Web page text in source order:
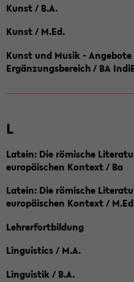
Kunst / B.A.
Kunst / M.Ed.
Kunst und Musik -
Ergänzungsbereich / BA
L
Latein: Die römische
europäischen Kontext / Ba
Latein: Die römische
europäischen Kontext /
Lehrerfortbildung
Linguistics / M.A.
Linguistik / B.A.